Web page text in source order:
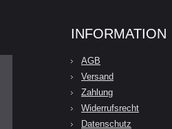
INFORMATION
AGB
Versand
Zahlung
Widerrufsrecht
Datenschutz